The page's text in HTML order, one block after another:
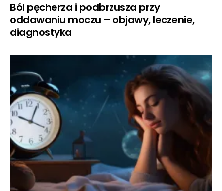
Ból pęcherza i podbrzusza przy
oddawaniu moczu – objawy, leczenie,
diagnostyka